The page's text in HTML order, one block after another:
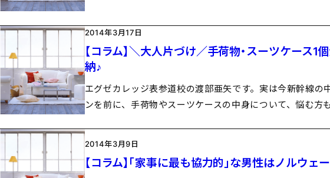
2014年3月17日
【コラム】＼大人片づけ／手荷物・スーツケース1
納♪
エグゼカレッジ表参道校の渡部亜矢です。実は今新幹線の
ンを前に、手荷物やスーツケースの中身について、悩む方
2014年3月9日
【コラム】「家事に最も協力的」な男性はノルウェ